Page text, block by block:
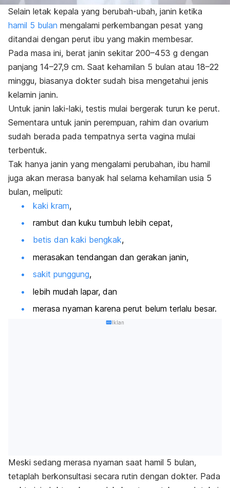
Selain letak kepala yang berubah-ubah, janin ketika
hamil 5 bulan mengalami perkembangan pesat yang
ditandai dengan perut ibu yang makin membesar.
Pada masa ini, berat janin sekitar 200–453 g dengan
panjang 14–27,9 cm. Saat kehamilan 5 bulan atau 18–22
minggu, biasanya dokter sudah bisa mengetahui jenis
kelamin janin.
Untuk janin laki-laki, testis mulai bergerak turun ke perut.
Sementara untuk janin perempuan, rahim dan ovarium
sudah berada pada tempatnya serta vagina mulai
terbentuk.
Tak hanya janin yang mengalami perubahan, ibu hamil
juga akan merasa banyak hal selama kehamilan usia 5
bulan, meliputi:
kaki kram,
rambut dan kuku tumbuh lebih cepat,
betis dan kaki bengkak,
merasakan tendangan dan gerakan janin,
sakit punggung,
lebih mudah lapar, dan
merasa nyaman karena perut belum terlalu besar.
Iklan
Meski sedang merasa nyaman saat hamil 5 bulan,
tetaplah berkonsultasi secara rutin dengan dokter. Pada